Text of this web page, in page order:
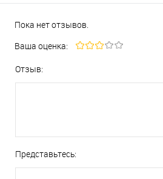
Пока нет отзывов.
Ваша оценка:
Отзыв:
Представьтесь: